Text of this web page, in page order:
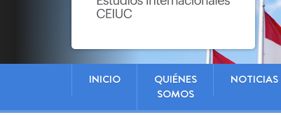
INICIO
QUIÉNES
SOMOS
NOTICIAS